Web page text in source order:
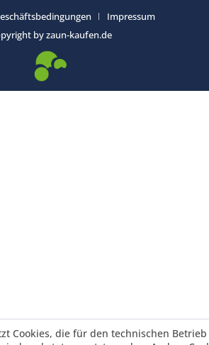
Impressum
by zaun-kaufen.de
Cookies, die für den technischen